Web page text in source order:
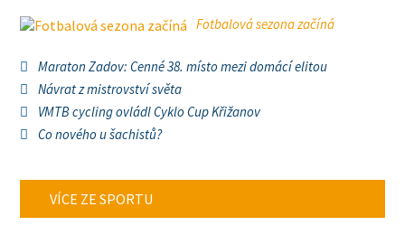
Fotbalová sezona začíná
Maraton Zadov: Cenné 38. místo mezi domácí elitou
Návrat z mistrovství světa
VMTB cycling ovládl Cyklo Cup Křižanov
Co nového u šachistů?
VÍCE ZE SPORTU